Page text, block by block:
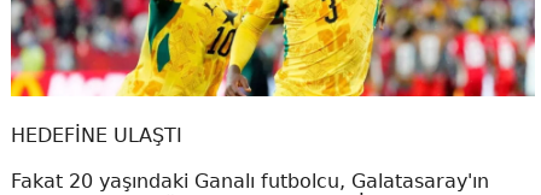
HEDEFİNE ULAŞTI
Fakat 20 yaşındaki Ganalı futbolcu, Galatasaray'ın